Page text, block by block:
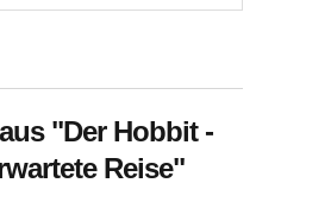
"Der Hobbit -
Reise"